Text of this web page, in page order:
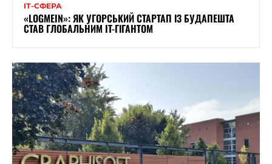
ІТ-СФЕРА
«LOGMEIN»: ЯК УГОРСЬКИЙ СТАРТАП ІЗ БУДАПЕШТА
СТАВ ГЛОБАЛЬНИМ IT-ГІГАНТОМ